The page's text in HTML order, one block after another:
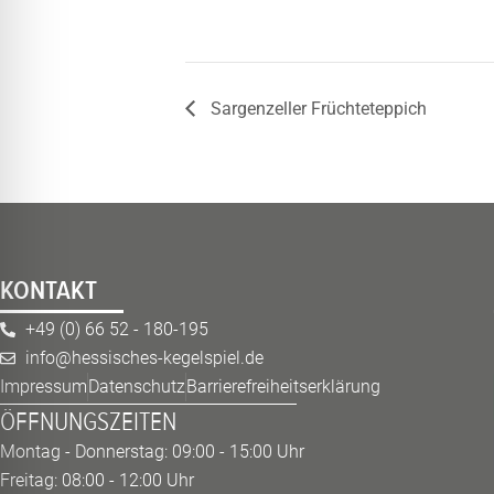
Sargenzeller Früchteteppich
KONTAKT
+49 (0) 66 52 - 180-195
info@hessisches-kegelspiel.de
ImpressumDatenschutzBarrierefreiheitserklärung
ÖFFNUNGSZEITEN
Montag - Donnerstag: 09:00 - 15:00 Uhr
Freitag: 08:00 - 12:00 Uhr